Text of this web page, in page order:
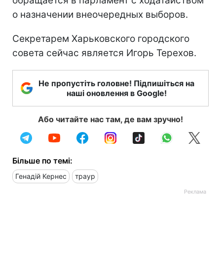
о назначении внеочередных выборов.
Секретарем Харьковского городского
совета сейчас является Игорь Терехов.
Не пропустіть головне! Підпишіться на
наші оновлення в Google!
Або читайте нас там, де вам зручно!
Більше по темі:
Генадій Кернес траур